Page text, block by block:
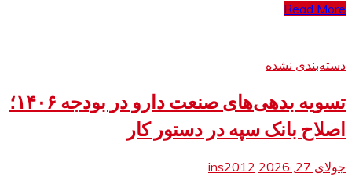
Read More
دسته‌بندی نشده
تسویه بدهی‌های صنعت دارو در بودجه ۱۴۰۶؛
اصلاح بانک سپه در دستور کار
جولای 27, 2026
ins2012